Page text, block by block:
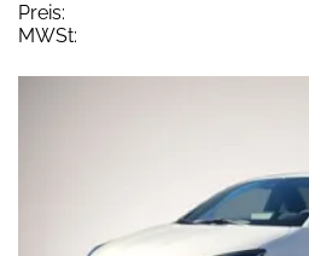
Preis:
MWSt: